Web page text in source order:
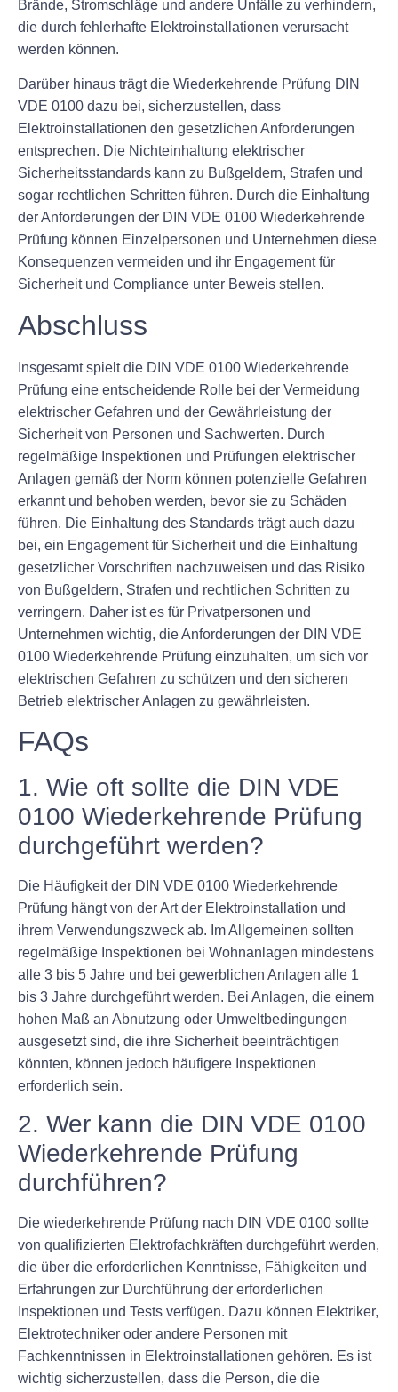
Brände, Stromschläge und andere Unfälle zu verhindern,
die durch fehlerhafte Elektroinstallationen verursacht
werden können.
Darüber hinaus trägt die Wiederkehrende Prüfung DIN
VDE 0100 dazu bei, sicherzustellen, dass
Elektroinstallationen den gesetzlichen Anforderungen
entsprechen. Die Nichteinhaltung elektrischer
Sicherheitsstandards kann zu Bußgeldern, Strafen und
sogar rechtlichen Schritten führen. Durch die Einhaltung
der Anforderungen der DIN VDE 0100 Wiederkehrende
Prüfung können Einzelpersonen und Unternehmen diese
Konsequenzen vermeiden und ihr Engagement für
Sicherheit und Compliance unter Beweis stellen.
Abschluss
Insgesamt spielt die DIN VDE 0100 Wiederkehrende
Prüfung eine entscheidende Rolle bei der Vermeidung
elektrischer Gefahren und der Gewährleistung der
Sicherheit von Personen und Sachwerten. Durch
regelmäßige Inspektionen und Prüfungen elektrischer
Anlagen gemäß der Norm können potenzielle Gefahren
erkannt und behoben werden, bevor sie zu Schäden
führen. Die Einhaltung des Standards trägt auch dazu
bei, ein Engagement für Sicherheit und die Einhaltung
gesetzlicher Vorschriften nachzuweisen und das Risiko
von Bußgeldern, Strafen und rechtlichen Schritten zu
verringern. Daher ist es für Privatpersonen und
Unternehmen wichtig, die Anforderungen der DIN VDE
0100 Wiederkehrende Prüfung einzuhalten, um sich vor
elektrischen Gefahren zu schützen und den sicheren
Betrieb elektrischer Anlagen zu gewährleisten.
FAQs
1. Wie oft sollte die DIN VDE
0100 Wiederkehrende Prüfung
durchgeführt werden?
Die Häufigkeit der DIN VDE 0100 Wiederkehrende
Prüfung hängt von der Art der Elektroinstallation und
ihrem Verwendungszweck ab. Im Allgemeinen sollten
regelmäßige Inspektionen bei Wohnanlagen mindestens
alle 3 bis 5 Jahre und bei gewerblichen Anlagen alle 1
bis 3 Jahre durchgeführt werden. Bei Anlagen, die einem
hohen Maß an Abnutzung oder Umweltbedingungen
ausgesetzt sind, die ihre Sicherheit beeinträchtigen
könnten, können jedoch häufigere Inspektionen
erforderlich sein.
2. Wer kann die DIN VDE 0100
Wiederkehrende Prüfung
durchführen?
Die wiederkehrende Prüfung nach DIN VDE 0100 sollte
von qualifizierten Elektrofachkräften durchgeführt werden,
die über die erforderlichen Kenntnisse, Fähigkeiten und
Erfahrungen zur Durchführung der erforderlichen
Inspektionen und Tests verfügen. Dazu können Elektriker,
Elektrotechniker oder andere Personen mit
Fachkenntnissen in Elektroinstallationen gehören. Es ist
wichtig sicherzustellen, dass die Person, die die